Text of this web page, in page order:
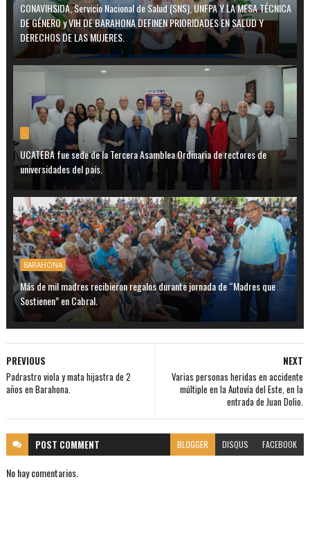
CONAVIHSIDA, Servicio Nacional de Salud (SNS), UNFPA Y LA MESA TÉCNICA
DE GÉNERO y VIH DE BARAHONA DEFINEN PRIORIDADES EN SALUD Y
DERECHOS DE LAS MUJERES.
.
UCATEBA fue sede de la Tercera Asamblea Ordinaria de rectores de
universidades del país.
BARAHONA
Más de mil madres recibieron regalos durante jornada de “Madres que
Sostienen” en Cabral.
NEXT
Varias personas heridas en accidente
múltiple en la Autovía del Este, en la
entrada de Juan Dolio.
PREVIOUS
Padrastro viola y mata hijastra de 2
años en Barahona.
POST COMMENT BLOGGER DISQUS FACEBOOK
No hay comentarios.